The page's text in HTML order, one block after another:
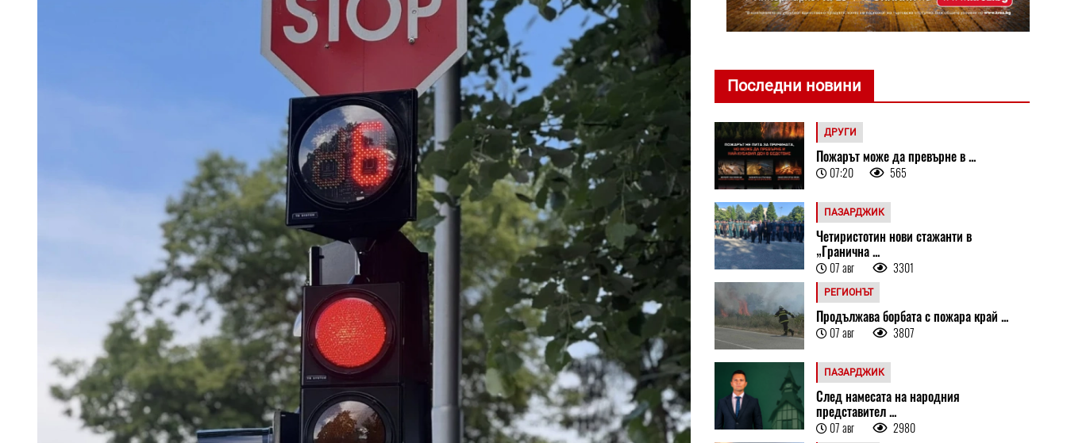
Последни новини
ДРУГИ
Пожарът може да превърне в ...
07:20 565
ПАЗАРДЖИК
Четиристотин нови стажанти в
„Гранична ...
07 авг 3301
РЕГИОНЪТ
Продължава борбата с пожара край ...
07 авг 3807
ПАЗАРДЖИК
След намесата на народния
представител ...
07 авг 2980